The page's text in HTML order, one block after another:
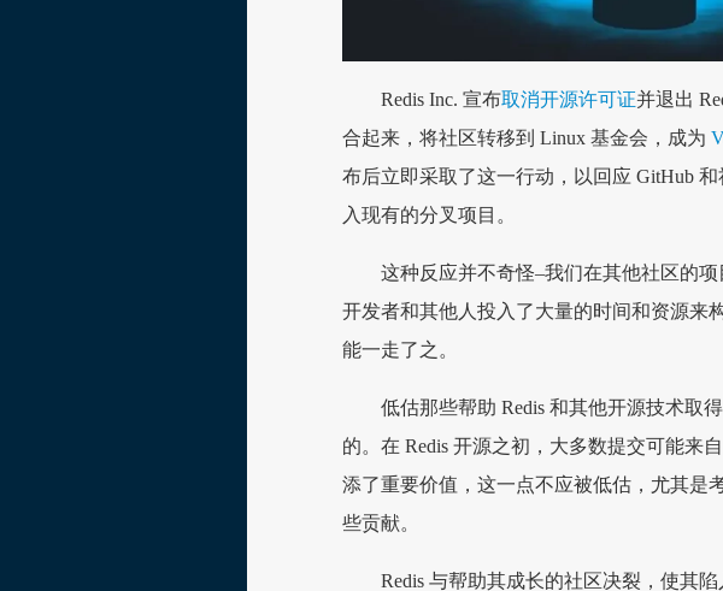
Redis Inc. 宣布取消开源许可证并退出
合起来，将社区转移到 Linux 基金会，成为
布后立即采取了这一行动，以回应 GitHub
入现有的分叉项目。
这种反应并不奇怪–我们在其他社区的
开发者和其他人投入了大量的时间和资源来
能一走了之。
低估那些帮助 Redis 和其他开源技术取
的。在 Redis 开源之初，大多数提交可能来
添了重要价值，这一点不应被低估，尤其是
些贡献。
Redis 与帮助其成长的社区决裂，使其